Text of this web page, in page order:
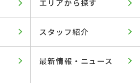
エリアから探す
スタッフ紹介
最新情報・ニュース